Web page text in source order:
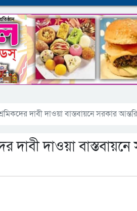
দাবী দাওয়া বাস্তবায়নে সরকার
দাবী দাওয়া